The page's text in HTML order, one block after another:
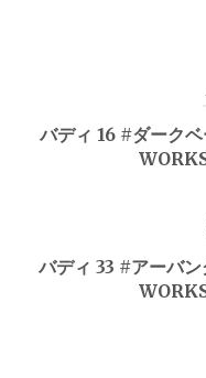
バディ 16 #ダーク
バディ 33 #アーバ